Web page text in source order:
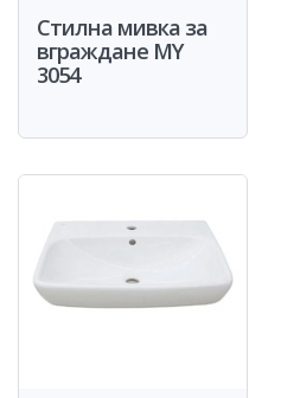
Стилна мивка за
вграждане MY
3054